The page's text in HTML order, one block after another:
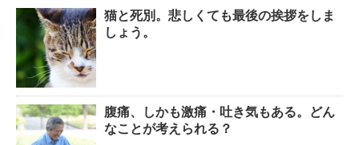
猫と死別。悲しくても最後の挨拶をしま
しょう。
腹痛、しかも激痛・吐き気もある。どん
なことが考えられる？